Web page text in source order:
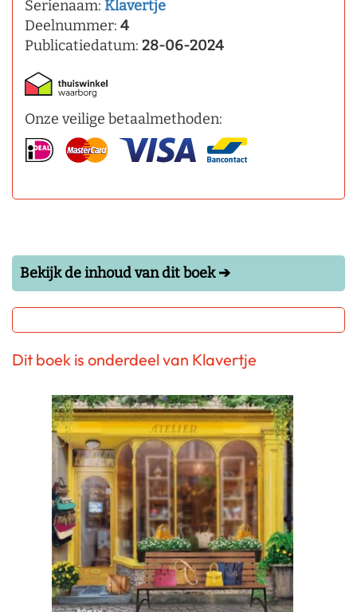
Serienaam: Klavertje
Deelnummer: 4
Publicatiedatum: 28-06-2024
Onze veilige betaalmethoden:
Bekijk de inhoud van dit boek ➔
Dit boek is onderdeel van Klavertje